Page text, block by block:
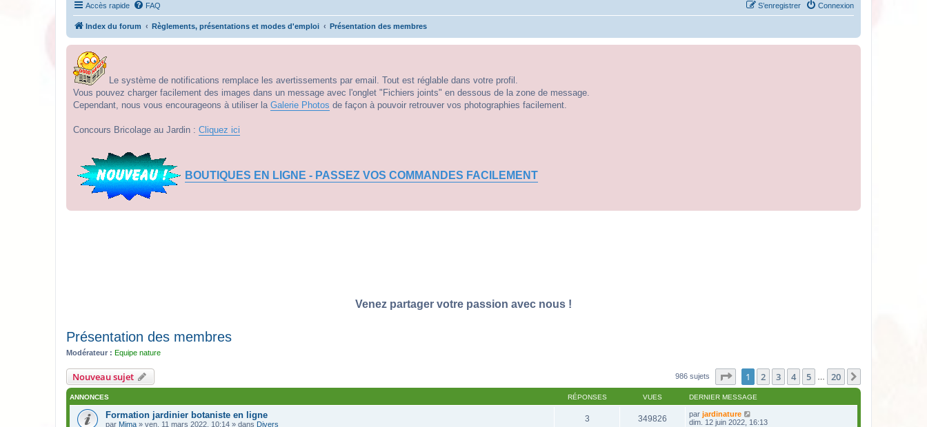
Accès rapide FAQ Connexion
S’enregistrer
Index du forum Règlements, présentations et modes d'emploi Présentation des membres
Le système de notifications remplace les avertissements par email. Tout est réglable dans votre profil.
Vous pouvez charger facilement des images dans un message avec l'onglet "Fichiers joints" en dessous de la zone de message.
Cependant, nous vous encourageons à utiliser la Galerie Photos de façon à pouvoir retrouver vos photographies facilement.
Concours Bricolage au Jardin : Cliquez ici
BOUTIQUES EN LIGNE - PASSEZ VOS COMMANDES FACILEMENT
Venez partager votre passion avec nous !
Présentation des membres
Modérateur : Equipe nature
Nouveau sujet 986 sujets Page sur20
1 2 3 4 5 20
ANNONCES RÉPONSES VUES DERNIER MESSAGE
Formation jardinier botaniste en ligne
par Mima » ven. 11 mars 2022, 10:14 » dans Divers
3 349826 par jardinature
dim. 12 juin 2022, 16:13